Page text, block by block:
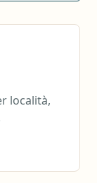
località,